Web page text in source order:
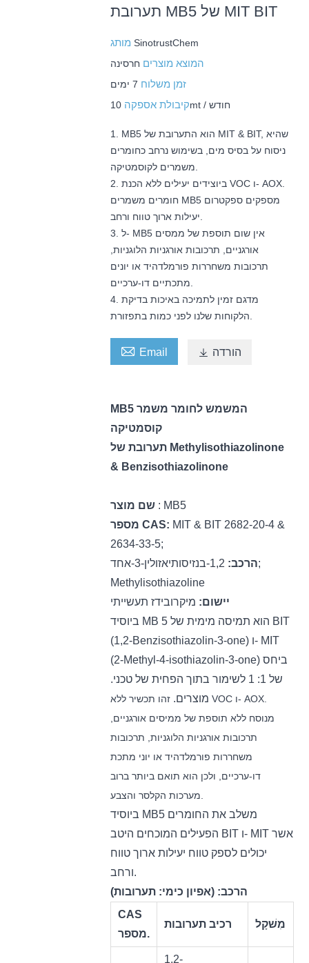
תערובת MB5 של MIT BIT
SinotrustChem
המוצא מוצרים חרסינה
זמן משלוח 7 ימים
קיבולת אספקה 10mt / חודש
1. MB5 הוא התערובת של MIT & BIT, שהיא
ניסוח על בסיס מים, בשימוש נרחב כחומרים
2. ביוצידים יעילים ללא הכנת VOC ו- AOX.
חומרים משמרים MB5 מספקים ספקטרום
3. ל- MB5 אין שום תוספת של ממסים
אורגניים, תרכובות אורגניות הלוגניות,
תרכובות משחררות פורמלדהיד או יונים
4. מדגם זמין לתמיכה באיכות בדיקת
 Email  הורדה
MB5 המשמש לחומר משמר
קוסמטיקה
תערובת של Methylisothiazolinone
& Benzisothiazolinone
שם מוצר: MB5
מספר CAS: MIT & BIT 2682-20-4 &
2634-33-5;
הרכב:
1,2-בנזיסותיאזולין-3-אחד;
Methylisothiazoline
יישום:
ביוסיד MB 5 הוא תמיסה מימית של BIT
(1,2-Benzisothiazolin-3-one) ו- MIT
(2-Methyl-4-isothiazolin-3-one) ביחס
של 1: 1 לשימור בתוך הפחית של טכני.
מוצרים.זהו תכשיר ללא VOC ו- AOX.
מנוסח ללא תוספת של ממיסים אורגניים,
תרכובות אורגניות הלוגניות, תרכובות
משחררות פורמלדהיד או יוני מתכת
דו-ערכיים, ולכן הוא תואם ביותר ברוב
ביוסיד MB5 משלב את החומרים
הפעילים המוכחים היטב BIT ו- MIT אשר
יכולים לספק טווח יעילות ארוך טווח
ורחב.
הרכב:(אפיון כימי: תערובות)
CAS
מספר.
רכיב תערובות מִשׁקָל
1,2-